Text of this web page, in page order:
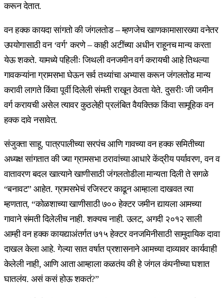
करून देतात.
वन हक्क कायदा सांगतो की जंगलतोड – म्हणजेच खाणकामासारख्या वनेतर
उपयोगासाठी वन ‘वर्ग’ करणे – काही अटींच्या अधीन राहूनच मान्य करता
येऊ शकते. यामध्ये पहिलीः जिथली वनजमीन वर्ग करायची आहे तिथल्या
गावकऱ्यांना ग्रामसभा घेऊन सर्व तथ्यांचा अभ्यास करून जंगलतोड मान्य
करावी लागते किंवा पूर्वी दिलेली संमती राखून ठेवता येते. दुसरीः जी जमीन
वर्ग करायची असेल त्यावर कुठलेही प्रलंबित वैयक्तिक किंवा सामूहिक वन
हक्क दावे नसावेत.
संजुक्ता साहू, पात्रपालीच्या सरपंच आणि गावच्या वन हक्क समितीच्या
अध्यक्ष सांगतात की ज्या ग्रामसभा ठरावांच्या आधारे केंद्रीय पर्यावरण, वन व
वातावरण बदल खात्याने खाणीसाठी जंगलतोडीला मान्यता दिली ते सगळे
“बनावट” आहेत. ग्रामसभेचं रजिस्टर काढून आम्हाला दाखवत त्या
म्हणतात, “कोळशाच्या खाणीसाठी ७०० हेक्टर जमीन द्यायला आमच्या
गावाने संमती दिलेलीच नाही. शक्यच नाही. उलट, अगदी २०१२ साली
आम्ही वन हक्क कायद्याअंतर्गत ७१५ हेक्टर वनजमिनीसाठी सामुदायिक दावा
दाखल केला आहे. गेल्या सात वर्षात प्रशासनाने आमच्या दाव्यावर कार्यवाही
केलेली नाही, आणि आता आम्हाला कळतंय की हे जंगल कंपनीच्या घशात
घातलंय. असं कसं होऊ शकतं?”